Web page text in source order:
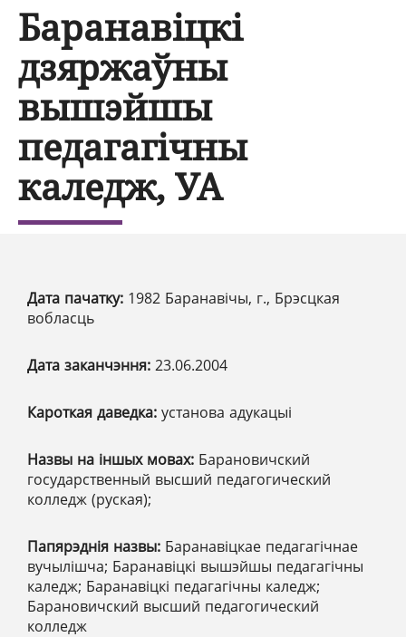
Баранавіцкі
дзяржаўны
вышэйшы
педагагічны
каледж, УА
Дата пачатку: 1982 Баранавічы, г., Брэсцкая
вобласць
Дата заканчэння: 23.06.2004
Кароткая даведка: установа адукацыі
Назвы на іншых мовах: Барановичский
государственный высший педагогический
колледж (руская);
Папярэднія назвы: Баранавіцкае педагагічнае
вучылішча; Баранавіцкі вышэйшы педагагічны
каледж; Баранавіцкі педагагічны каледж;
Барановичский высший педагогический
колледж